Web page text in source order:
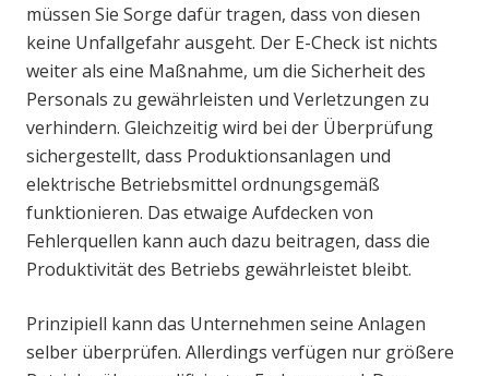
müssen Sie Sorge dafür tragen, dass von diesen
keine Unfallgefahr ausgeht. Der E-Check ist nichts
weiter als eine Maßnahme, um die Sicherheit des
Personals zu gewährleisten und Verletzungen zu
verhindern. Gleichzeitig wird bei der Überprüfung
sichergestellt, dass Produktionsanlagen und
elektrische Betriebsmittel ordnungsgemäß
funktionieren. Das etwaige Aufdecken von
Fehlerquellen kann auch dazu beitragen, dass die
Produktivität des Betriebs gewährleistet bleibt.
Prinzipiell kann das Unternehmen seine Anlagen
selber überprüfen. Allerdings verfügen nur größere